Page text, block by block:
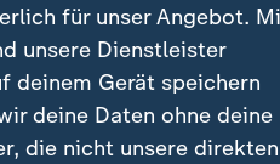
für unser Angebot.
unsere Dienstleister
deinem Gerät speichern
deine Daten ohne deine
die nicht unsere direkten